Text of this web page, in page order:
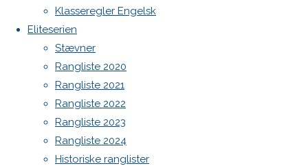
Klasseregler Engelsk
Eliteserien
Stævner
Rangliste 2020
Rangliste 2021
Rangliste 2022
Rangliste 2023
Rangliste 2024
Historiske ranglister
Previous
image
Next
image
Skriv
WordPress.org